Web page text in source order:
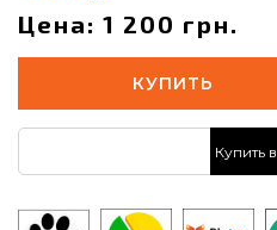
Цена: 1 200 грн.
КУПИТЬ
Купить